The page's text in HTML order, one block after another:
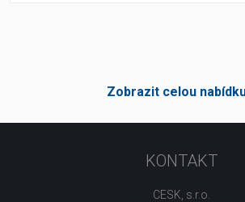
Zobrazit celou
KONTAKT
CESK, s.r.o.